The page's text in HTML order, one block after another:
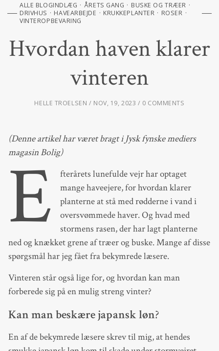
ALLE BLOGINDLÆG ÅRETS GANG
BUSKE OG TRÆER
DRIVHUS
HAVEARBEJDE KRUKKEPLANTER
ROSER
VINTEROPBEVARING
Hvordan haven klarer
vinteren
HELLE TROELSEN NOV, 19, 2023 0 COMMENTS
(Denne artikel har været bragt i Jysk fynske mediers
magasin Bolig)
E
fterårets lunefulde vejr har optaget
mange haveejere, for hvordan klarer
planterne at stå med rødderne i vand i
oversvømmede haver. Og hvad med
stormens rasen, der har lagt planterne
ned og knækket grene af træer og buske. Mange af disse
spørgsmål har jeg fået fra bekymrede læsere.
Vinteren står også lige for, og hvordan kan man
forberede sig på en mulig streng vinter?
Kan man beskære japansk løn?
En af de bekymrede læsere skrev til mig, at hendes